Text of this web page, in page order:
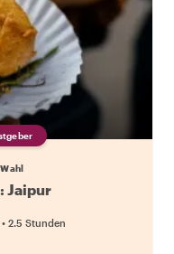
Jaipur
• 2.5 Stunden